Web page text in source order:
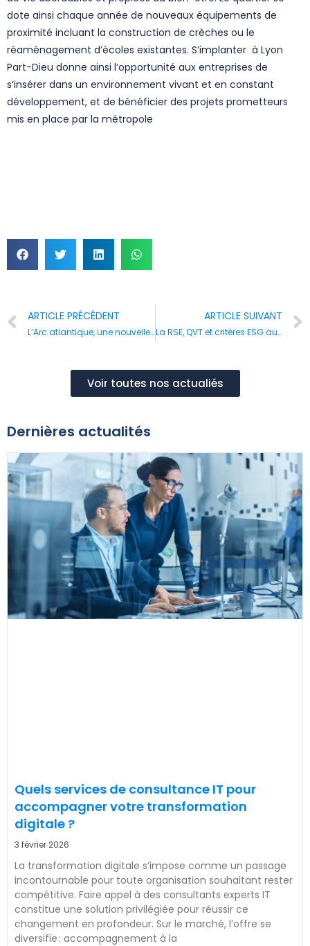
dote ainsi chaque année de nouveaux équipements de
proximité incluant la construction de crèches ou le
réaménagement d’écoles existantes. S’implanter à Lyon
Part-Dieu donne ainsi l’opportunité aux entreprises de
s’insérer dans un environnement vivant et en constant
développement, et de bénéficier des projets prometteurs
mis en place par la métropole
ARTICLE PRÉCÉDENT
L’Arc atlantique, une nouvelle dorsale logistique
ARTICLE SUIVANT
La RSE, QVT et critères ESG au cœur de l’immobilier d’entreprise
Voir toutes nos actualiés
Dernières actualités
Quels services de consultance IT pour
accompagner votre transformation
digitale ?
3 février 2026
La transformation digitale s’impose comme un passage
incontournable pour toute organisation souhaitant rester
compétitive. Faire appel à des consultants experts IT
constitue une solution privilégiée pour réussir ce
changement en profondeur. Sur le marché, l’offre se
diversifie : accompagnement à la